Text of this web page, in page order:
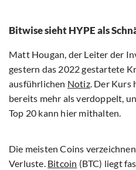
Bitwise sieht HYPE als
Matt Hougan, der Leiter der
gestern das 2022 gestartete
ausführlichen Notiz. Der Kurs
bereits mehr als verdoppelt,
Top 20 kann hier mithalten.
Die meisten Coins
Verluste. Bitcoin (BTC) liegt